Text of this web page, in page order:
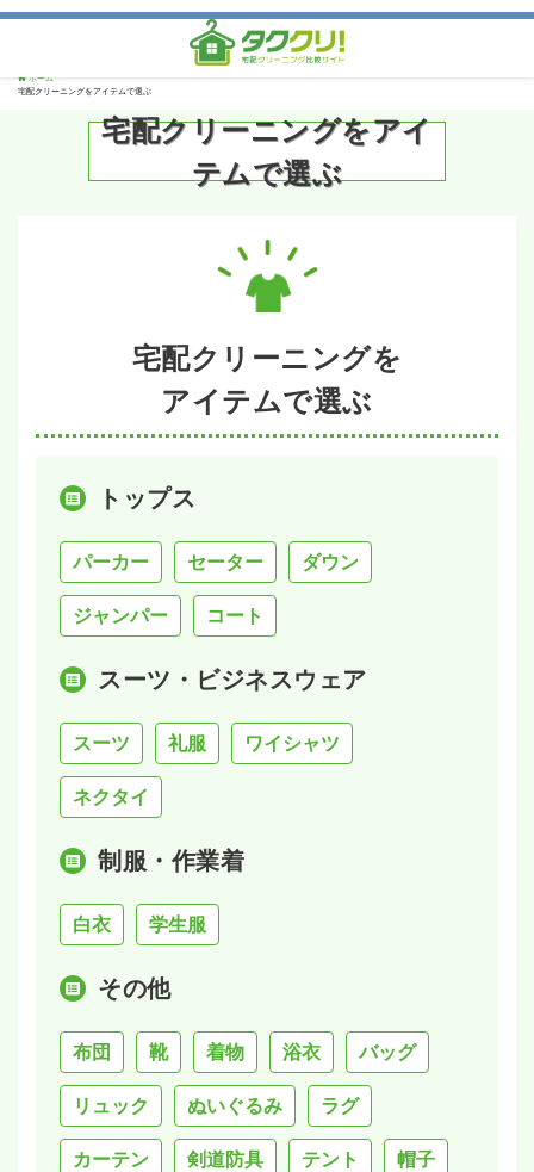
ホーム
宅配クリーニングをアイテムで選ぶ
宅配クリーニングをアイ
テムで選ぶ
宅配クリーニングを
アイテムで選ぶ
トップス
パーカー セーター ダウン
ジャンパー コート
スーツ・ビジネスウェア
スーツ 礼服 ワイシャツ
ネクタイ
制服・作業着
白衣 学生服
その他
布団 靴 着物 浴衣 バッグ
リュック ぬいぐるみ ラグ
カーテン 剣道防具 テント 帽子